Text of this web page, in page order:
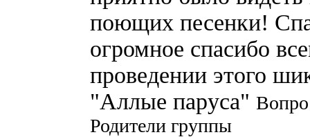
поющих песенки!
огромное спасибо
проведении этого
"Аллые паруса"
Родители группы